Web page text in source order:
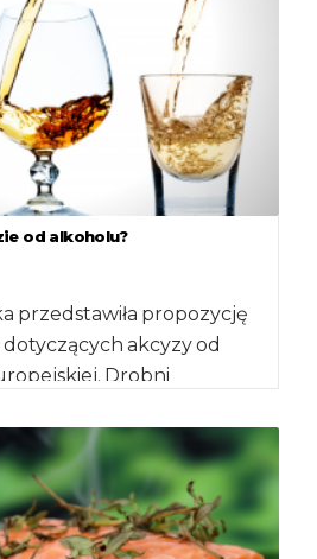
od alkoholu?
przedstawiła propozycję
akcyzy od
Drobni
[…]